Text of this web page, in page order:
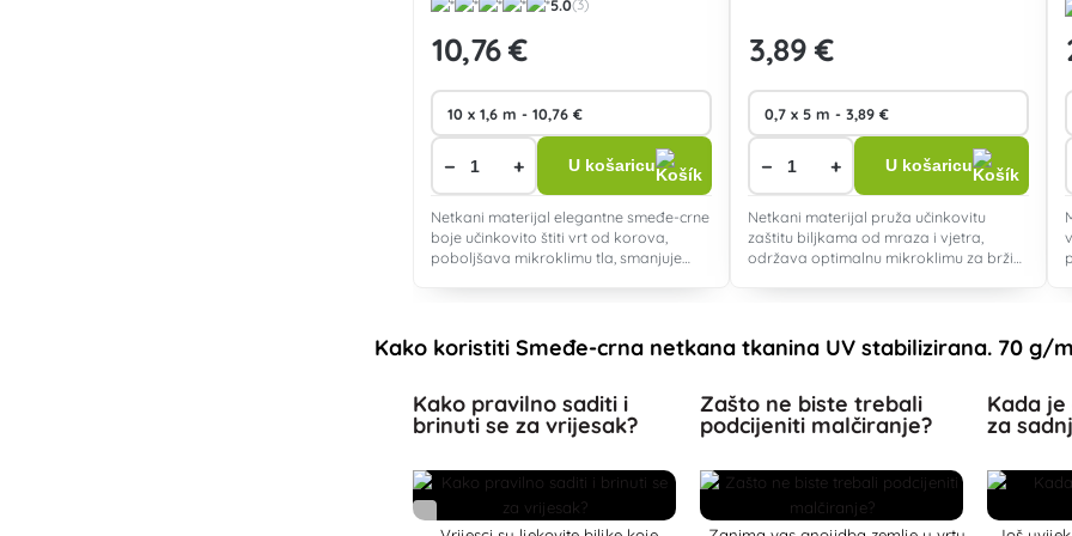
5.0(3)
10,76 €
− + U košaricu
Netkani materijal elegantne smeđe-crne
boje učinkovito štiti vrt od korova,
poboljšava mikroklimu tla, smanjuje
3,89 €
− + U košaricu
Netkani materijal pruža učinkovitu
zaštitu biljkama od mraza i vjetra,
održava optimalnu mikroklimu za brži
Kako koristiti Smeđe-crna netkana tkanina UV stabilizirana. 70 g/
Kako pravilno saditi i
brinuti se za vrijesak?
Zašto ne biste trebali
podcijeniti malčiranje?
Kada
za